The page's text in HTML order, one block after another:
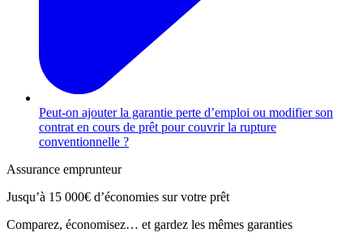
Peut-on ajouter la garantie perte d’emploi ou modifier son
contrat en cours de prêt pour couvrir la rupture
conventionnelle ?
Assurance emprunteur
Jusqu’à 15 000€ d’économies sur votre prêt
Comparez, économisez… et gardez les mêmes garanties